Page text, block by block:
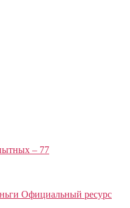
– 77
Официальный ресурс